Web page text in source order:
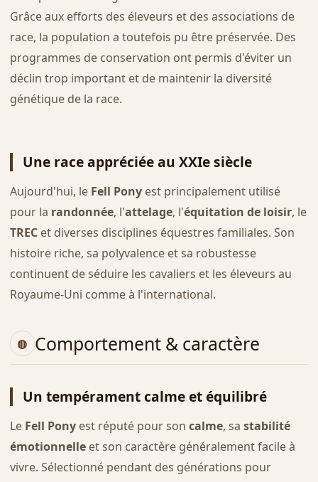
Grâce aux efforts des éleveurs et des associations de
race, la population a toutefois pu être préservée. Des
programmes de conservation ont permis d'éviter un
déclin trop important et de maintenir la diversité
génétique de la race.
Une race appréciée au XXIe siècle
Aujourd'hui, le Fell Ponyest principalement utilisé
pour la randonnée, l'attelage, l'équitation de loisir, le
TRECet diverses disciplines équestres familiales. Son
histoire riche, sa polyvalence et sa robustesse
continuent de séduire les cavaliers et les éleveurs au
Royaume-Uni comme à l'international.
Comportement & caractère
Un tempérament calme et équilibré
Le Fell Ponyest réputé pour son calme, sa stabilité
émotionnelleet son caractère généralement facile à
vivre. Sélectionné pendant des générations pour